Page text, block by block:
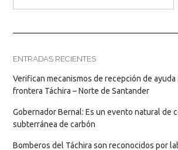
ENTRADAS RECIENTES
Verifican mecanismos de recepción de ayuda
frontera Táchira – Norte de Santander
Gobernador Bernal: Es un evento natural de
subterránea de carbón
Bomberos del Táchira son reconocidos por